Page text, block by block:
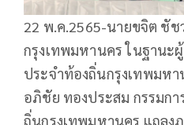
22 พ.ค.2565-นายขจิต ชั
กรุงเทพมหานคร ในฐานะ
ประจำท้องถิ่นกรุงเทพมห
อภิชัย ทองประสม กรรมกา
ถิ่นกรุงเทพมหานคร แถลง